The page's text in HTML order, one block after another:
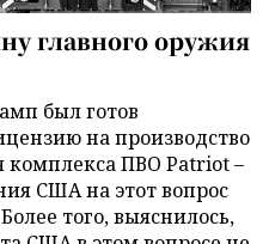
главного оружия
был готов
на производство
комплекса ПВО Patriot –
США на этот вопрос
того, выяснилось,